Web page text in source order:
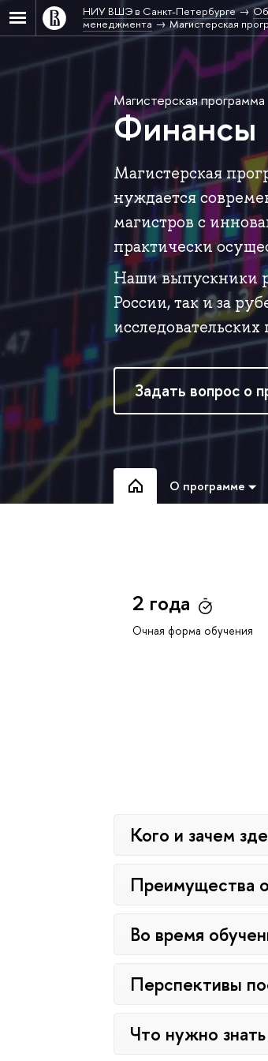
НИУ ВШЭ в Санкт-Петербурге
менеджмента
Магистерская
Магистерская программа
Финансы
Магистерская
нуждается
магистров с
практически
Наши выпускники
России, так и за
исследовательских
Задать вопрос о
О программе
2 года
Очная форма обучения
Кого и зачем
Преимущества
Во время
Перспективы
Что нужно